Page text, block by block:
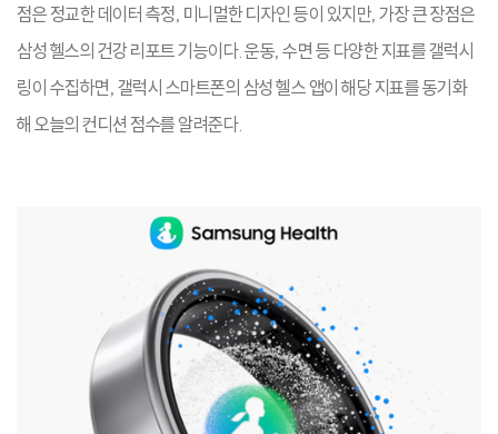
점은 정교한 데이터 측정, 미니멀한 디자인 등이 있지만, 가장 큰 장점은
삼성 헬스의 건강 리포트 기능이다. 운동, 수면 등 다양한 지표를 갤럭시
링이 수집하면, 갤럭시 스마트폰의 삼성 헬스 앱이 해당 지표를 동기화
해 오늘의 컨디션 점수를 알려준다.